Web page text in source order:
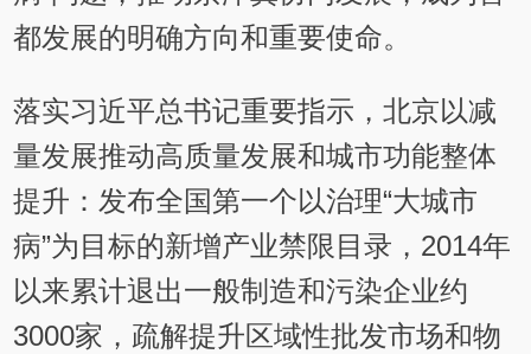
都发展的明确方向和重要使命。
落实习近平总书记重要指示，北京以减
量发展推动高质量发展和城市功能整体
提升：发布全国第一个以治理“大城市
病”为目标的新增产业禁限目录，2014年
以来累计退出一般制造和污染企业约
3000家，疏解提升区域性批发市场和物